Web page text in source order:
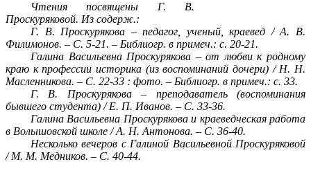
Чтения посвящены Г. В.
Проскуряковой. Из содерж.:
Г. В. Проскурякова – педагог, ученый, краевед / А. В.
Филимонов. – С. 5-21. – Библиогр. в примеч.: с. 20-21.
Галина Васильевна Проскурякова – от любви к родному
краю к профессии историка (из воспоминаний дочери) / Н. Н.
Масленникова. – С. 22-33 : фото. – Библиогр. в примеч.: с. 33.
Г. В. Проскурякова – преподаватель (воспоминания
бывшего студента) / Е. П. Иванов. – С. 33-36.
Галина Васильевна Проскурякова и краеведческая работа
в Волышовской школе / А. Н. Антонова. – С. 36-40.
Несколько вечеров с Галиной Васильевной Проскуряковой
/ М. М. Медников. – С. 40-44.